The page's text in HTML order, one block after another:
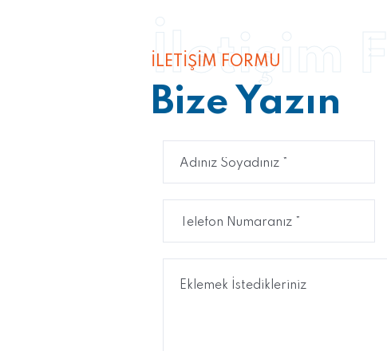
İLETIŞIM FORMU
Bize Yazın
İletişim